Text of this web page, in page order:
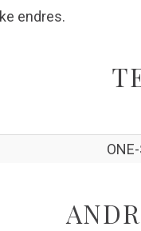
endres.